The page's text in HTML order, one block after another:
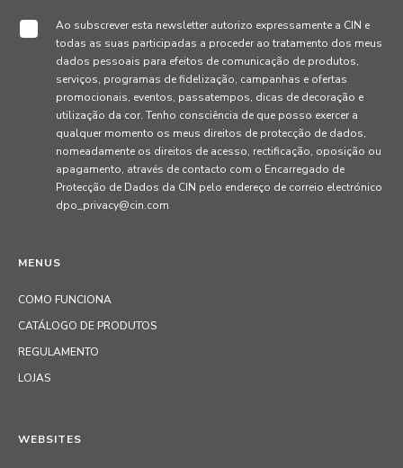
MENUS
COMO FUNCIONA
CATÁLOGO DE PRODUTOS
REGULAMENTO
LOJAS
Ao subscrever esta newsletter autorizo expressamente a CIN e
todas as suas participadas a proceder ao tratamento dos meus
dados pessoais para efeitos de comunicação de produtos,
serviços, programas de fidelização, campanhas e ofertas
promocionais, eventos, passatempos, dicas de decoração e
utilização da cor. Tenho consciência de que posso exercer a
qualquer momento os meus direitos de protecção de dados,
nomeadamente os direitos de acesso, rectificação, oposição ou
apagamento, através de contacto com o Encarregado de
Protecção de Dados da CIN pelo endereço de correio electrónico
dpo_privacy@cin.com
WEBSITES